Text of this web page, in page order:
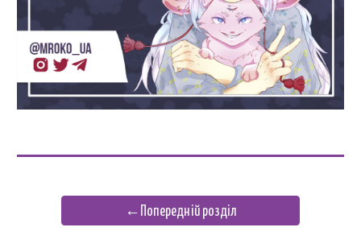
←Попередній розділ